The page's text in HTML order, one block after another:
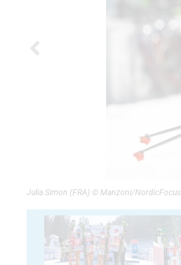
Julia Simon (FRA) © Manzoni/NordicFocus